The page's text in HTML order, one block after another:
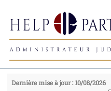
Dernière mise à jour : 10/08/2026